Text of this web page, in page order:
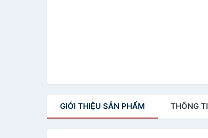
GIỚI THIỆU SẢN PHẨM THÔNG